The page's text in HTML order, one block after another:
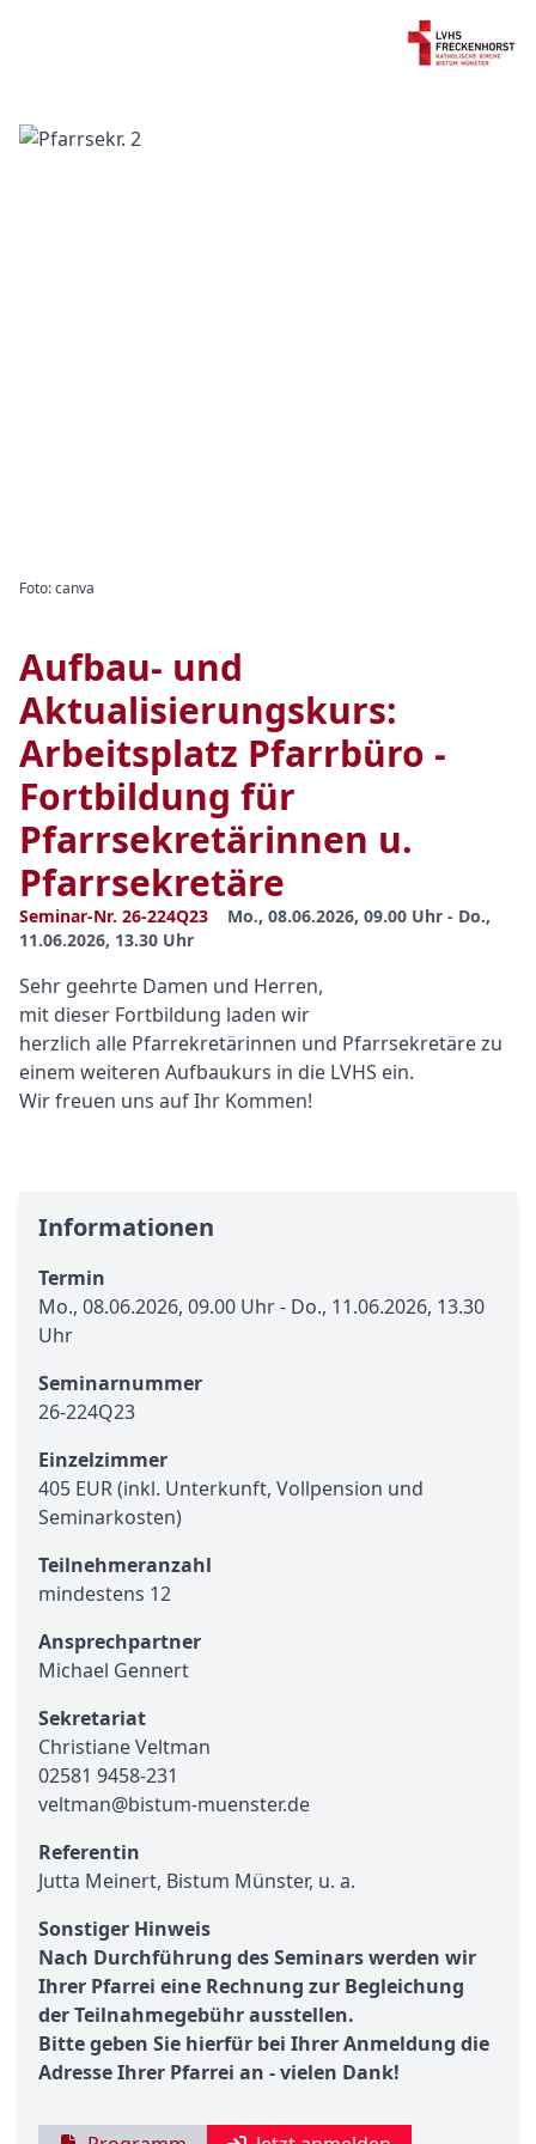
Foto: canva
Aufbau- und
Aktualisierungskurs:
Arbeitsplatz Pfarrbüro -
Fortbildung für
Pfarrsekretärinnen u.
Pfarrsekretäre
Seminar-Nr. 26-224Q23
Mo., 08.06.2026, 09.00 Uhr - Do.,
11.06.2026, 13.30 Uhr
Sehr geehrte Damen und Herren,
mit dieser Fortbildung laden wir
herzlich alle Pfarrekretärinnen und Pfarrsekretäre zu
einem weiteren Aufbaukurs in die LVHS ein.
Wir freuen uns auf Ihr Kommen!
Informationen
Termin
Mo., 08.06.2026, 09.00 Uhr - Do., 11.06.2026, 13.30
Uhr
Seminarnummer
26-224Q23
Einzelzimmer
405 EUR (inkl. Unterkunft, Vollpension und
Seminarkosten)
Teilnehmeranzahl
mindestens 12
Ansprechpartner
Michael Gennert
Sekretariat
Christiane Veltman
02581 9458-231
veltman@bistum-muenster.de
Referentin
Jutta Meinert, Bistum Münster, u. a.
Sonstiger Hinweis
Nach Durchführung des Seminars werden wir
Ihrer Pfarrei eine Rechnung zur Begleichung
der Teilnahmegebühr ausstellen.
Bitte geben Sie hierfür bei Ihrer Anmeldung die
Adresse Ihrer Pfarrei an - vielen Dank!